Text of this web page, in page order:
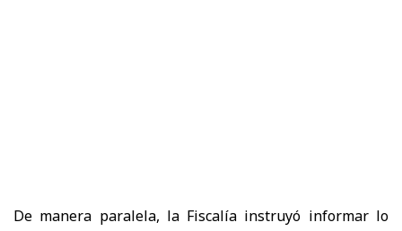
De manera paralela, la Fiscalía instruyó informar lo